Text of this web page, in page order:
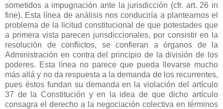
sometidos a impugnación ante la jurisdicción (cfr. art. 26 in
fine). Esta línea de análisis nos conduciría a plantearnos el
problema de la licitud constitucional de que potestades que
a primera vista parecen jurisdiccionales, por consistir en la
resolución de conflictos, se confieran a órganos de la
Administración en contra del principio de la división de los
poderes. Esta línea no parece que pueda llevarse mucho
más allá y no da respuesta a la demanda de los recurrentes,
pues éstos fundan su demanda en la violación del artículo
37 de la Constitución y en la idea de que dicho artículo
consagra el derecho a la negociación colectiva en términos